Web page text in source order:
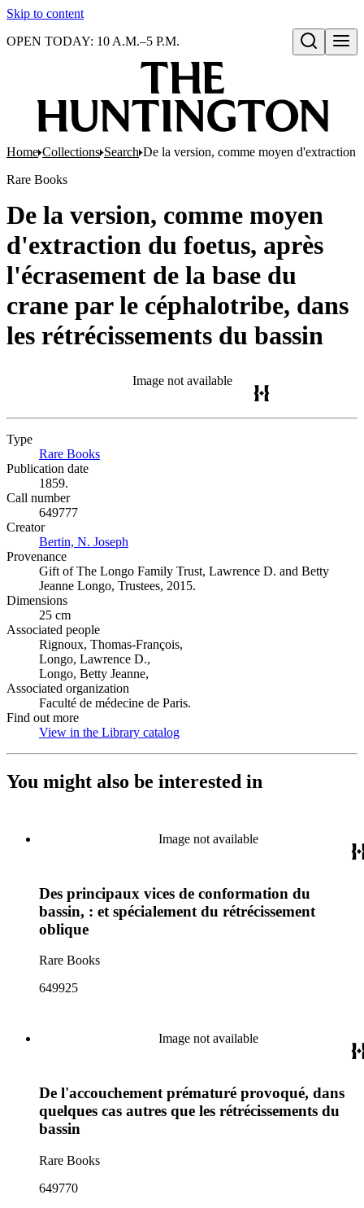
Skip to content
Open search
OPEN TODAY: 10 A.M.–5 P.M.
Home Collections Search De la version, comme moyen d'extraction
Rare Books
De la version, comme moyen
d'extraction du foetus, après
l'écrasement de la base du
crane par le céphalotribe, dans
les rétrécissements du bassin
Image not available
Type
Rare Books
Publication date
1859.
Call number
649777
Creator
Bertin, N. Joseph
Provenance
Gift of The Longo Family Trust, Lawrence D. and Betty
Jeanne Longo, Trustees, 2015.
Dimensions
25 cm
Associated people
Rignoux, Thomas-François,
Longo, Lawrence D.,
Longo, Betty Jeanne,
Associated organization
Faculté de médecine de Paris.
Find out more
View in the Library catalog
You might also be interested in
Image not available
Des principaux vices de conformation du
bassin, : et spécialement du rétrécissement
oblique
Rare Books
649925
Image not available
De l'accouchement prématuré provoqué, dans
quelques cas autres que les rétrécissements du
bassin
Rare Books
649770